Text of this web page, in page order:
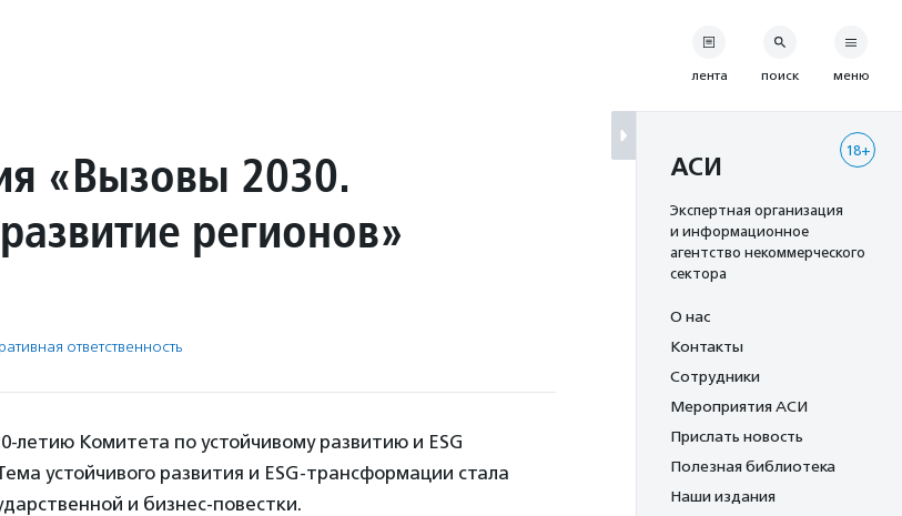
«Вызовы 2030.
регионов»
ответственность
летию Комитета по устойчивому развитию и ESG
устойчивого развития и ESG-трансформации стала
и бизнес-повестки.
лента поиск меню
18+
АСИ
Экспертная организация
и информационное
агентство некоммерческого
сектора
О нас
Контакты
Сотрудники
Мероприятия АСИ
Прислать новость
Полезная библиотека
Наши издания